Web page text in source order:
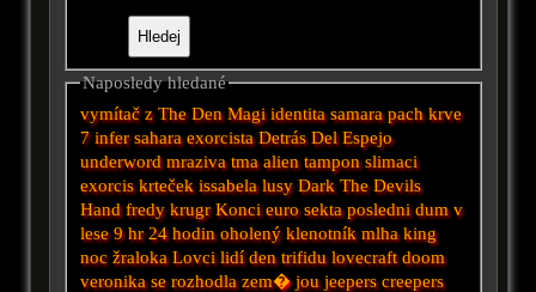
Naposledy hledané
vymítač z The Den Magi identita samara pach krve
7 infer sahara exorcista Detrás Del Espejo
underword mraziva tma alien tampon slimaci
exorcis krteček issabela lusy Dark The Devils
Hand fredy krugr Konci euro sekta posledni dum v
lese 9 hr 24 hodin oholený klenotník mlha king
noc žraloka Lovci lidí den trifidu lovecraft doom
veronika se rozhodla zem� jou jeepers creepers